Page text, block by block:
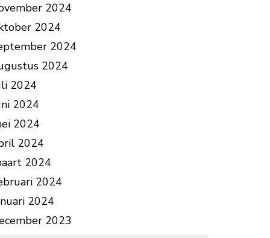
2024
2024
2024
2024
2024
2024
2024
2024
2024
2024
2024
2023